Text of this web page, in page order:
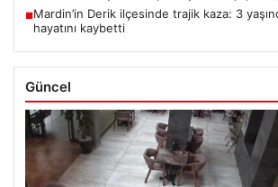
■Mardin’in Derik ilçesinde trajik kaza: 3
hayatını kaybetti
Güncel